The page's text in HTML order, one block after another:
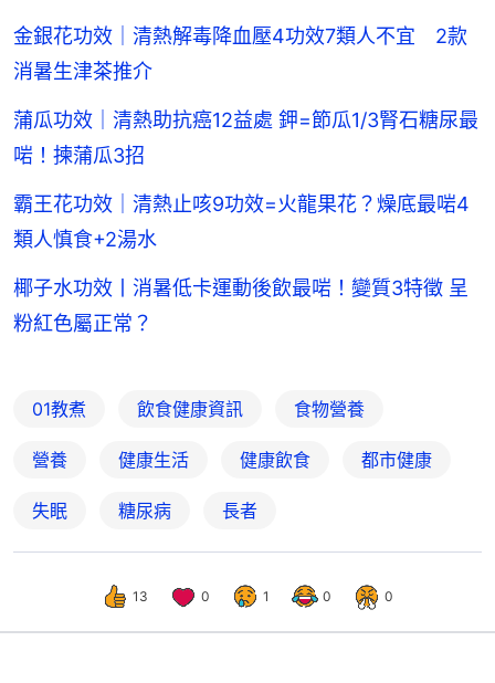
金銀花功效｜清熱解毒降血壓4功效7類人不宜 2款
消暑生津茶推介
蒲瓜功效｜清熱助抗癌12益處 鉀=節瓜1/3腎石糖尿最
啱！揀蒲瓜3招
霸王花功效｜清熱止咳9功效=火龍果花？燥底最啱4
類人慎食+2湯水
椰子水功效丨消暑低卡運動後飲最啱！變質3特徵 呈
粉紅色屬正常？
01教煮 飲食健康資訊 食物營養
營養 健康生活 健康飲食 都市健康
失眠 糖尿病 長者
13 0 1 0 0